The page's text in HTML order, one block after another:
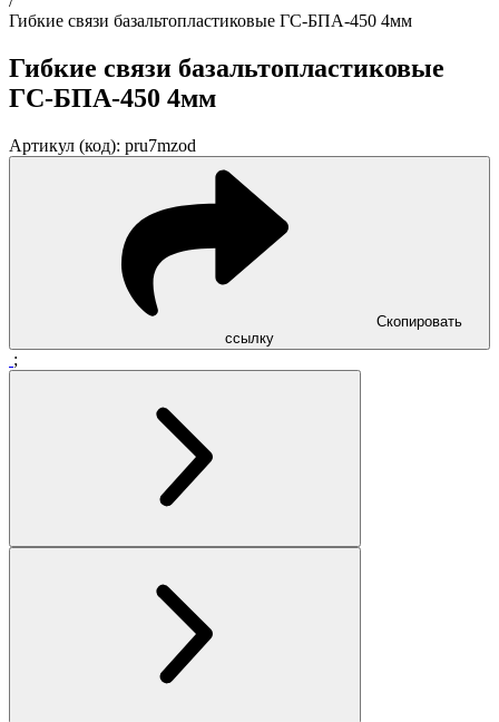
Гибкие связи базальтопластиковые ГС-БПА-450 4мм
Гибкие связи базальтопластиковые
ГС-БПА-450 4мм
Артикул (код): pru7mzod
Скопировать
ссылку
;